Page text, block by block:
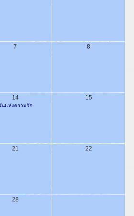
7 8
14
นแห่งความรัก
15
21 22
28